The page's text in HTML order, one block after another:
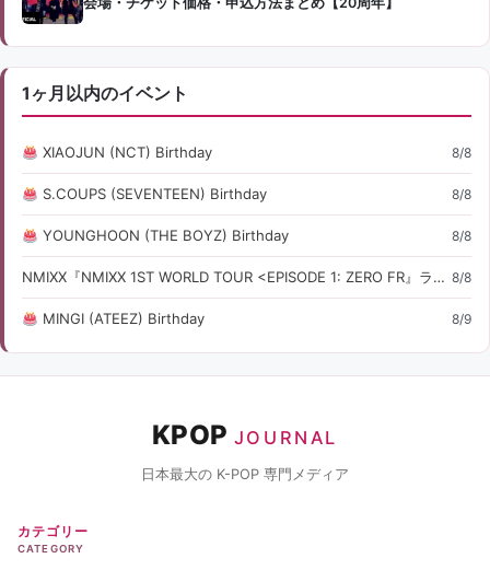
1ヶ月以内のイベント
XIAOJUN (NCT) Birthday 8/8
S.COUPS (SEVENTEEN) Birthday 8/8
YOUNGHOON (THE BOYZ) Birthday 8/8
NMIXX『NMIXX 1ST WORLD TOUR <EPISODE 1: ZERO FR』ライブ・コンサート情報 8/8
MINGI (ATEEZ) Birthday 8/9
KPOP JOURNAL
日本最大の K-POP 専門メディア
カテゴリー
CATEGORY